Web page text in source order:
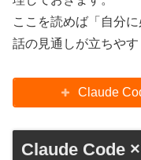
ここを読めば「自分
話の見通しが立ちやす
Claude
Claude Code